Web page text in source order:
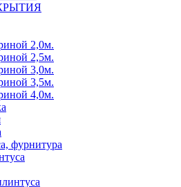
2,0м.
2,5м.
3,0м.
3,5м.
4,0м.
фурнитура